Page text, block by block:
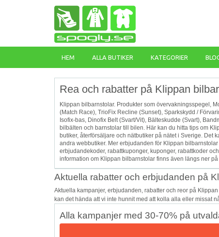
HEM ALLA BUTIKER KATEGORIER
Rea och rabatter på Klippan
Klippan bilbarnstolar. Produkter som övervakningsspegel,
(Match Race), TrioFix Recline (Sunset), Sparkskydd /
Isofix-bas, Dinofix Belt (Svart/Vit), Bälteskudde (Svart),
bilbälten och barnstolar till bilen. Här kan du hitta tips om
butiker, återförsäljare och nätbutiker på nätet i Sverige. Det
andra webbutiker. Mer erbjudanden för Klippan
erbjudandekoder, rabattkuponger, kuponger, rabattkoder
information om Klippan bilbarnstolar finns även längs ner
Aktuella rabatter och erbjudanden på
Aktuella kampanjer, erbjudanden, rabatter och reor på
kan det hända att vi inte hunnit med att kolla alla eller missat
Alla kampanjer med 30-70% på